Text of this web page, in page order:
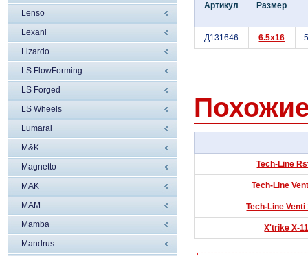
Lenso
Lexani
Lizardo
LS FlowForming
LS Forged
LS Wheels
Lumarai
M&K
Magnetto
MAK
MAM
Mamba
Mandrus
Артикул Размер
Д131646 6.5x16
Tech-Line
Tech-Line
Tech-Line
X'trike X-